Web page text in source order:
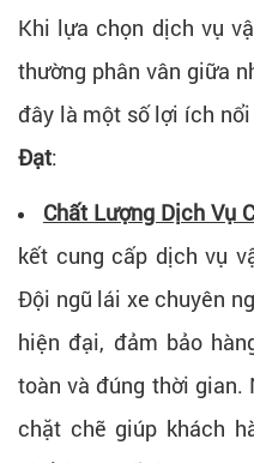
Khi lựa chọn dịch vụ
thường phân vân giữa
đây là một số lợi ích
Đạt:
Chất Lượng Dịch Vụ
kết cung cấp dịch vụ
Đội ngũ lái xe chuyên
hiện đại, đảm bảo
toàn và đúng thời gian.
chặt chẽ giúp khách